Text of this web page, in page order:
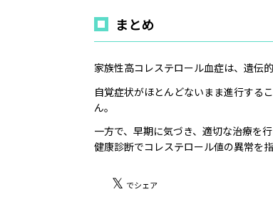
まとめ
家族性高コレステロール血症は、遺伝
自覚症状がほとんどないまま進行する
ん。
一方で、早期に気づき、適切な治療を
健康診断でコレステロール値の異常を
𝕏 でシェア